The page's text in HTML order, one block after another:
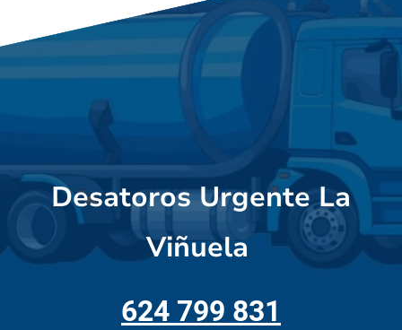
Desatoros Urgente La
Viñuela
624 799 831